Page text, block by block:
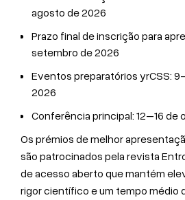
agosto de 2026
Prazo final de inscrição para
setembro de 2026
Eventos preparatórios yrCSS:
2026
Conferência principal: 12–16 de
Os prémios de melhor
são patrocinados pela revista
de acesso aberto que mantém
rigor científico e um tempo médio